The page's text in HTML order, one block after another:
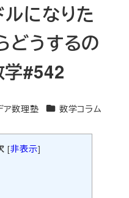
ルになりた
どうするの
#542
ア数理塾 カテゴリー
数学コラム
[非表示]